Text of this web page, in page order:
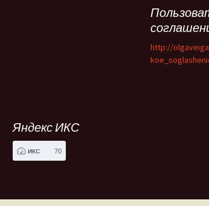
Фабрика
http://
Яндекс ИКС
ИКС 70